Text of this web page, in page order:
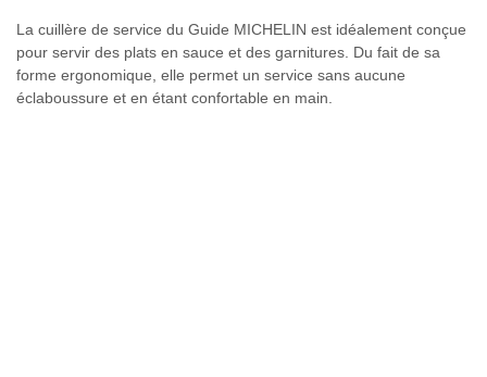
La cuillère de service du Guide MICHELIN est idéalement conçue
pour servir des plats en sauce et des garnitures. Du fait de sa
forme ergonomique, elle permet un service sans aucune
éclaboussure et en étant confortable en main.